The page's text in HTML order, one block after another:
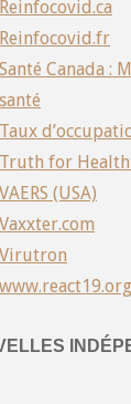
Reinfocovid.ca
Reinfocovid.fr
Santé Canada :
santé
Taux
Truth for
VAERS (USA)
Vaxxter.com
Virutron
www.react19.org